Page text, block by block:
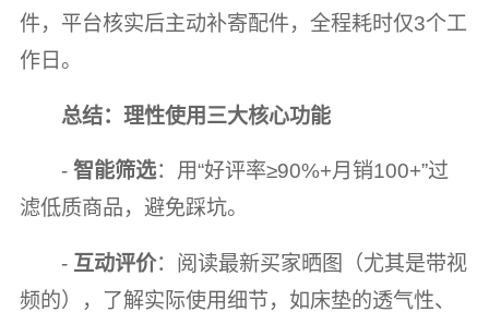
件，平台核实后主动补寄配件，全程耗时仅3个工
作日。
总结：理性使用三大核心功能
-智能筛选：用“好评率≥90%+月销100+”过
滤低质商品，避免踩坑。
- 互动评价：阅读最新买家晒图（尤其是带视
频的），了解实际使用细节，如床垫的透气性、